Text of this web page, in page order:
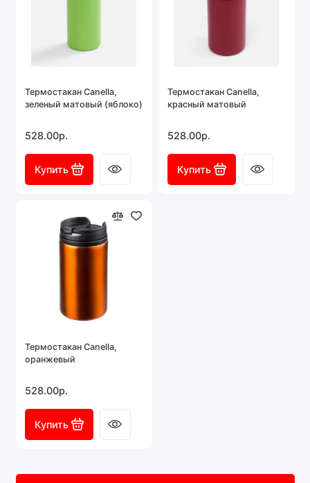
Термостакан Canella,
зеленый матовый (яблоко)
528.00р.
Купить
Термостакан Canella,
красный матовый
528.00р.
Купить
Термостакан Canella,
оранжевый
528.00р.
Купить